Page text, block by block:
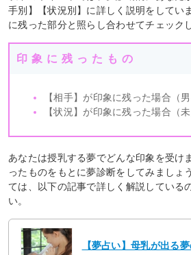
手別】【状況別】に詳しく説明をしてい
に残った部分と照らし合わせてチェック
印象に残ったもの
【相手】が印象に残った場合（男
【状況】が印象に残った場合（未
あなたは授乳する夢でどんな印象を受け
ったものをもとに夢診断をしてみましょ
ては、以下の記事で詳しく解説している
い。
【夢占い】母乳が出る